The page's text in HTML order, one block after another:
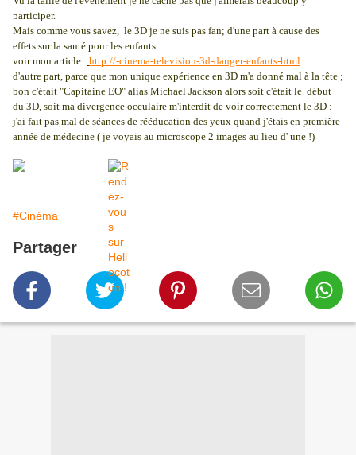
participer.
Mais comme vous savez, le 3D je ne suis pas fan; d'une part à cause des
effets sur la santé pour les enfants
voir mon article : http://-cinema-television-3d-danger-enfants-html
d'autre part, parce que mon unique expérience en 3D m'a donné mal à la tête ;
bon c'était "Capitaine EO" alias Michael Jackson alors soit c'était le début
du 3D, soit ma divergence occulaire m'interdit de voir correctement le 3D :
j'ai fait pas mal de séances de rééducation des yeux quand j'étais en première
année de médecine ( je voyais au microscope 2 images au lieu d' une !)
#Cinéma
Partager